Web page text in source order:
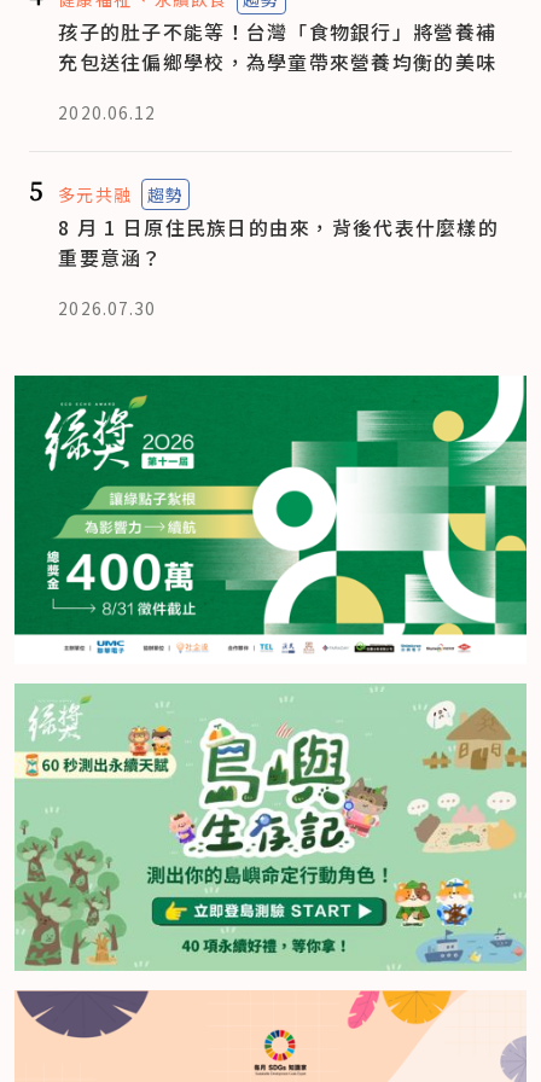
孩子的肚子不能等！台灣「食物銀行」將營養補
充包送往偏鄉學校，為學童帶來營養均衡的美味
2020.06.12
5 多元共融 趨勢
8 月 1 日原住民族日的由來，背後代表什麼樣的
重要意涵？
2026.07.30